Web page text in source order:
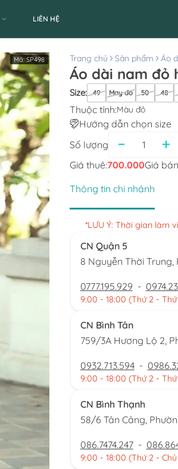
LIÊN HỆ
Mã:SP498 Trang chủ Sản phẩm Áo
Áo dài nam đỏ
Size: 49 May đo 50 48
Thuộc tính:Màu đỏ
Hướng dẫn chọn size
Số lượng
Giá thuê:700.000Giá
Thông tin chi nhánh
*LƯU Ý: Thời gian làm
CN Quận 5
8 Nguyễn Thời Trung,
0777.195.929 -
9:00 - 18:00 (Thứ 2 - Thứ
CN Bình Tân
759/3A Hương Lộ 2,
0932.713.594 -
9:00 - 18:00 (Thứ 2 - Thứ
CN Bình Thạnh
58/6 Tân Cảng,
086.7474.247 -
9:00 - 18:00 (Thứ 2 -